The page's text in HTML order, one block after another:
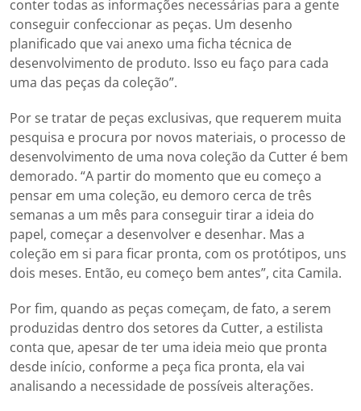
conter todas as informações necessárias para a gente
conseguir confeccionar as peças. Um desenho
planificado que vai anexo uma ficha técnica de
desenvolvimento de produto. Isso eu faço para cada
uma das peças da coleção”.
Por se tratar de peças exclusivas, que requerem muita
pesquisa e procura por novos materiais, o processo de
desenvolvimento de uma nova coleção da Cutter é bem
demorado. “A partir do momento que eu começo a
pensar em uma coleção, eu demoro cerca de três
semanas a um mês para conseguir tirar a ideia do
papel, começar a desenvolver e desenhar. Mas a
coleção em si para ficar pronta, com os protótipos, uns
dois meses. Então, eu começo bem antes”, cita Camila.
Por fim, quando as peças começam, de fato, a serem
produzidas dentro dos setores da Cutter, a estilista
conta que, apesar de ter uma ideia meio que pronta
desde início, conforme a peça fica pronta, ela vai
analisando a necessidade de possíveis alterações.